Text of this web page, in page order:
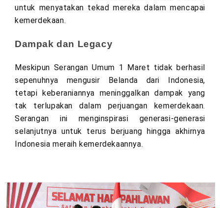
untuk menyatakan tekad mereka dalam mencapai
kemerdekaan.
Dampak dan Legacy
Meskipun Serangan Umum 1 Maret tidak berhasil
sepenuhnya mengusir Belanda dari Indonesia,
tetapi keberaniannya meninggalkan dampak yang
tak terlupakan dalam perjuangan kemerdekaan.
Serangan ini menginspirasi generasi-generasi
selanjutnya untuk terus berjuang hingga akhirnya
Indonesia meraih kemerdekaannya.